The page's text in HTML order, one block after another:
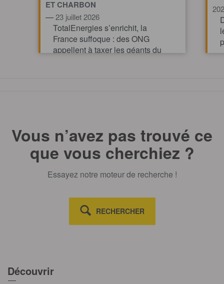
ET CHARBON
—23 juillet 2026
TotalEnergies s’enrichit, la
France suffoque : des ONG
appellent à taxer les géants du
Vous n’avez pas trouvé ce
que vous cherchiez ?
Essayez notre moteur de recherche !
RECHERCHER
Découvrir